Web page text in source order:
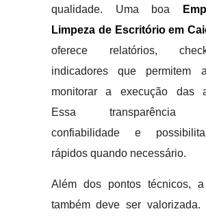
qualidade. Uma boa
Limpeza de Escritório em
oferece relatórios,
indicadores que permitem
monitorar a execução das
Essa transparência
confiabilidade e
rápidos quando necessário.
Além dos pontos técnicos,
também deve ser valorizada.